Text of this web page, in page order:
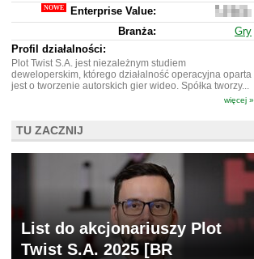
Enterprise Value:
528
780
Branża:
Gry
Profil działalności:
Plot Twist S.A. jest niezależnym studiem
deweloperskim, którego działalność operacyjna oparta
jest o tworzenie autorskich gier wideo. Spółka tworzy...
więcej »
TU ZACZNIJ
List do akcjonariuszy Plot
Twist S.A. 2025 [BR